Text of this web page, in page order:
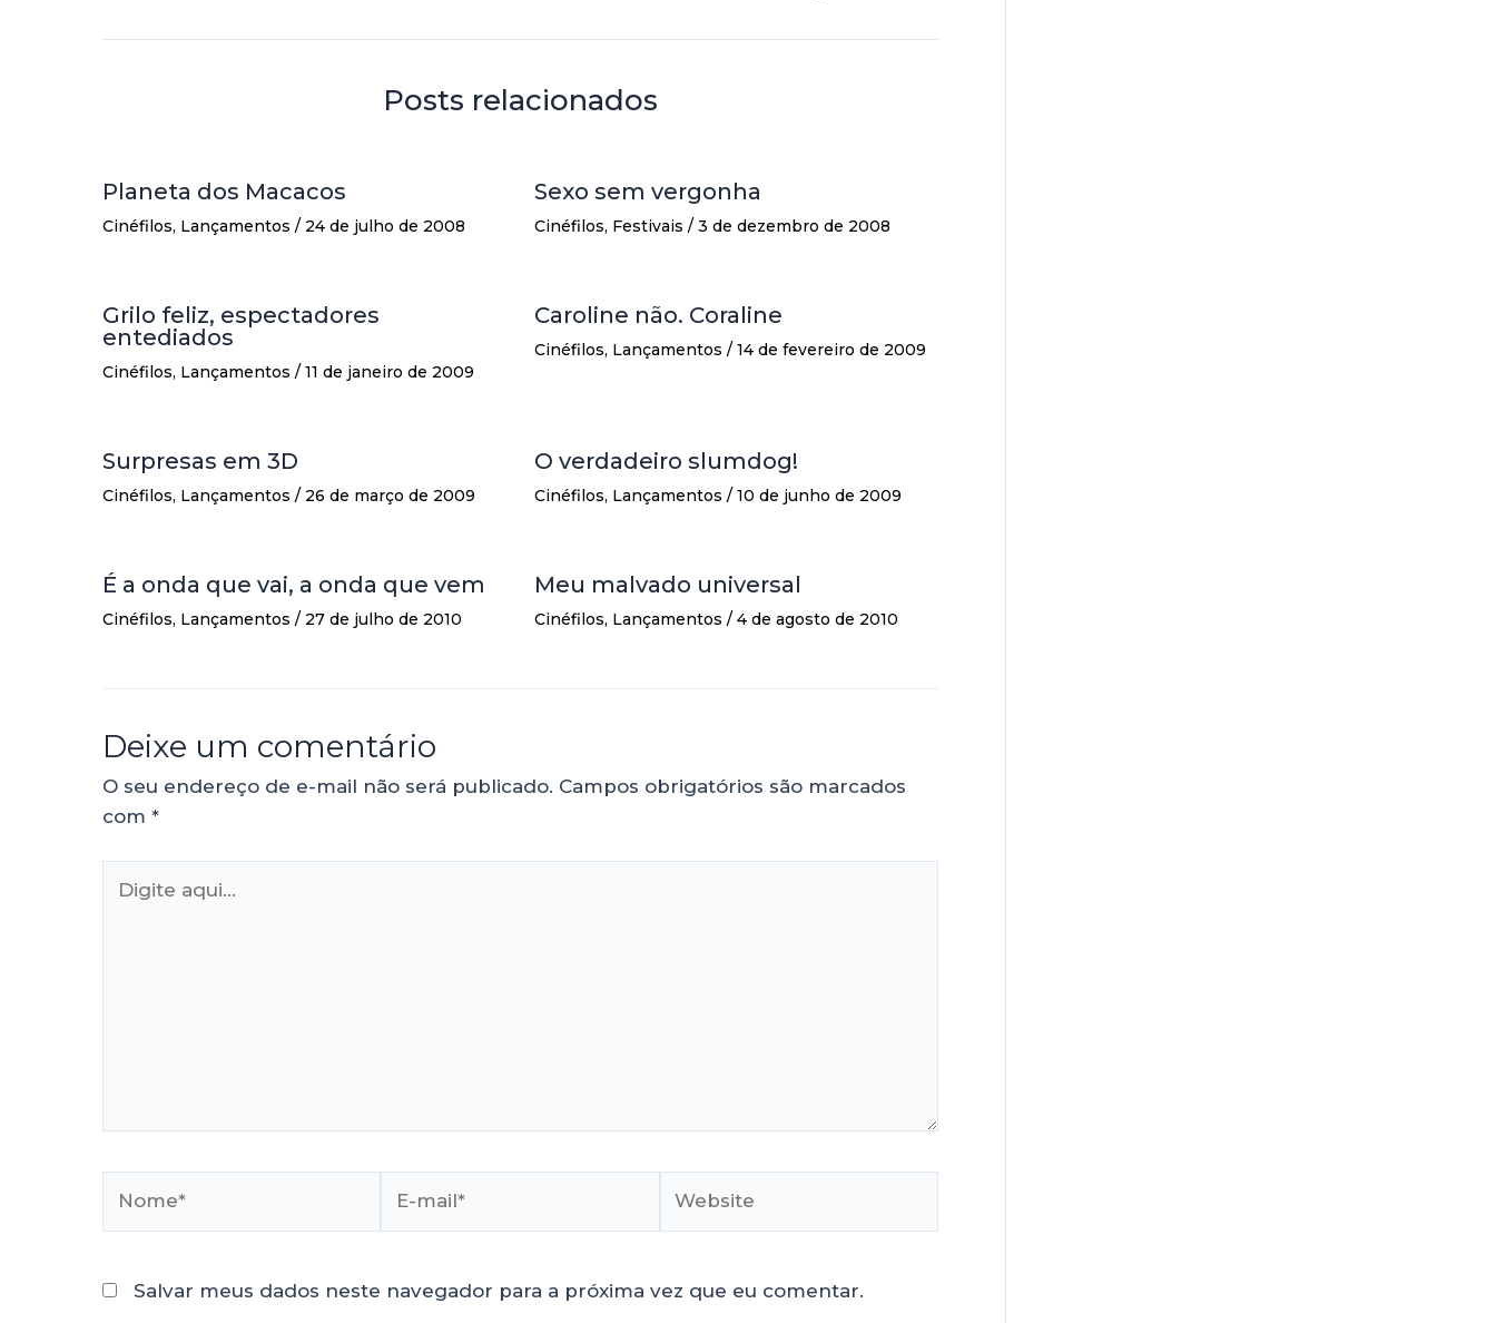
Posts relacionados
Planeta dos Macacos
Cinéfilos, Lançamentos / 24 de julho de 2008
Sexo sem vergonha
Cinéfilos, Festivais / 3 de dezembro de 2008
Grilo feliz, espectadores
entediados
Cinéfilos, Lançamentos / 11 de janeiro de 2009
Caroline não. Coraline
Cinéfilos, Lançamentos / 14 de fevereiro de 2009
Surpresas em 3D
Cinéfilos, Lançamentos / 26 de março de 2009
O verdadeiro slumdog!
Cinéfilos, Lançamentos / 10 de junho de 2009
É a onda que vai, a onda que vem
Cinéfilos, Lançamentos / 27 de julho de 2010
Meu malvado universal
Cinéfilos, Lançamentos / 4 de agosto de 2010
Deixe um comentário
O seu endereço de e-mail não será publicado. Campos obrigatórios são marcados
com *
Salvar meus dados neste navegador para a próxima vez que eu comentar.